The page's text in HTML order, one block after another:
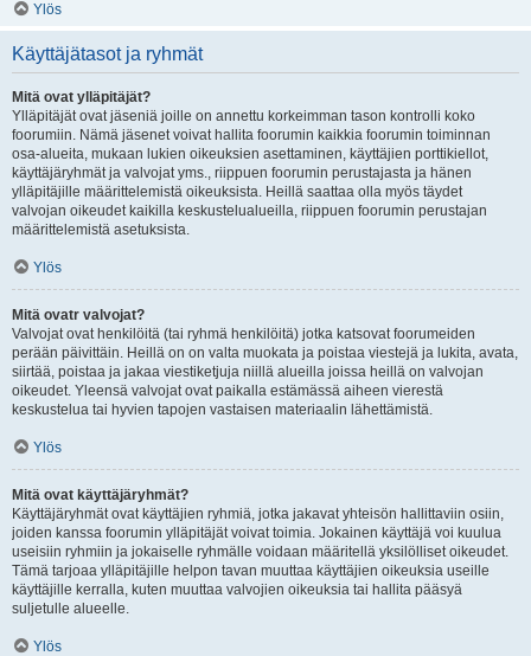
Ylös
Käyttäjätasot ja ryhmät
Mitä ovat ylläpitäjät?
Ylläpitäjät ovat jäseniä joille on annettu korkeimman tason kontrolli koko
foorumiin. Nämä jäsenet voivat hallita foorumin kaikkia foorumin toiminnan
osa-alueita, mukaan lukien oikeuksien asettaminen, käyttäjien porttikiellot,
käyttäjäryhmät ja valvojat yms., riippuen foorumin perustajasta ja hänen
ylläpitäjille määrittelemistä oikeuksista. Heillä saattaa olla myös täydet
valvojan oikeudet kaikilla keskustelualueilla, riippuen foorumin perustajan
määrittelemistä asetuksista.
Ylös
Mitä ovatr valvojat?
Valvojat ovat henkilöitä (tai ryhmä henkilöitä) jotka katsovat foorumeiden
perään päivittäin. Heillä on on valta muokata ja poistaa viestejä ja lukita, avata,
siirtää, poistaa ja jakaa viestiketjuja niillä alueilla joissa heillä on valvojan
oikeudet. Yleensä valvojat ovat paikalla estämässä aiheen vierestä
keskustelua tai hyvien tapojen vastaisen materiaalin lähettämistä.
Ylös
Mitä ovat käyttäjäryhmät?
Käyttäjäryhmät ovat käyttäjien ryhmiä, jotka jakavat yhteisön hallittaviin osiin,
joiden kanssa foorumin ylläpitäjät voivat toimia. Jokainen käyttäjä voi kuulua
useisiin ryhmiin ja jokaiselle ryhmälle voidaan määritellä yksilölliset oikeudet.
Tämä tarjoaa ylläpitäjille helpon tavan muuttaa käyttäjien oikeuksia useille
käyttäjille kerralla, kuten muuttaa valvojien oikeuksia tai hallita pääsyä
suljetulle alueelle.
Ylös